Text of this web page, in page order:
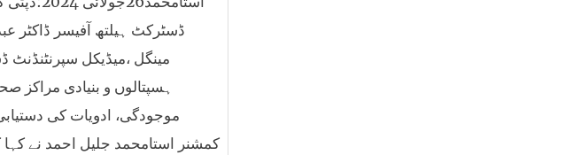
ڈسٹرکٹ ہیلتھ آفیسر ڈاکٹر
مینگل ،میڈیکل
ہسپتالوں و بنیادی مراکز
موجودگی، ادویات کی
کمشنر استامحمد جلیل احمد نے